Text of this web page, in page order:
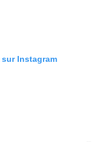
Instagram